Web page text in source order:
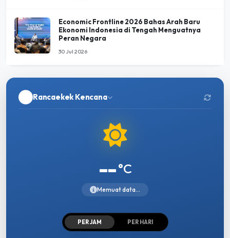
Economic Frontline 2026 Bahas Arah Baru
Ekonomi Indonesia di Tengah Menguatnya
Peran Negara
30 Jul 2026
Rancaekek Kencana
--°C
Memuat data...
PER JAM PER HARI